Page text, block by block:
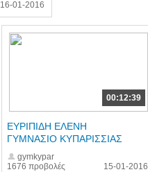
16-01-2016
00:12:39
1676 προβολές
ΕΥΡΙΠΙΔΗ ΕΛΕΝΗ
ΓΥΜΝΑΣΙΟ ΚΥΠΑΡΙΣΣΙΑΣ
gymkypar
15-01-2016